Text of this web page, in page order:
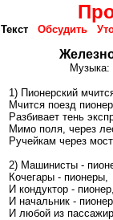
Текст Обсудить
Музыка:
1) Пионерский
Мчится поезд
Разбивает тень
Мимо поля, через
Ручейкам через
2) Машинисты -
Кочегары - пионеры,
И кондуктор - пионер,
И начальник -
И любой из